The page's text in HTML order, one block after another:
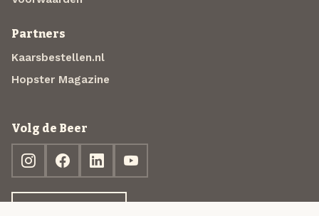
Partners
Kaarsbestellen.nl
Hopster Magazine
Volg de Beer